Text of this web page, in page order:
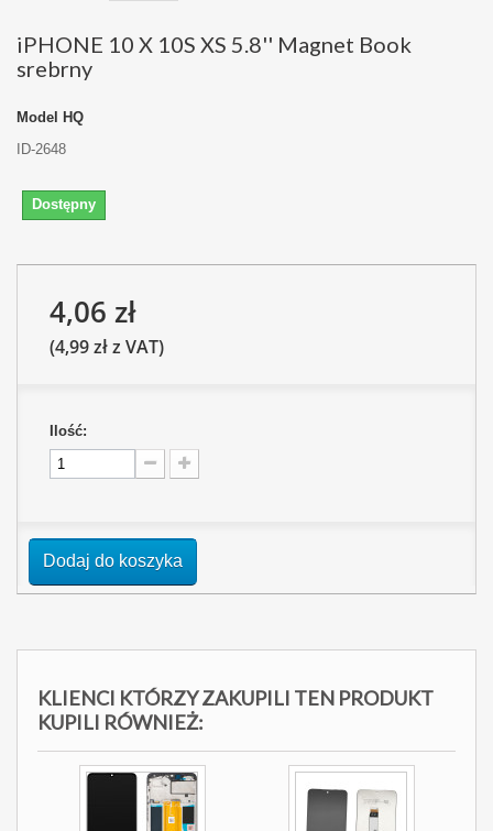
iPHONE 10 X 10S XS 5.8'' Magnet Book
srebrny
Model HQ
ID-2648
Dostępny
4,06 zł
(4,99 zł z VAT)
Ilość:
Dodaj do koszyka
KLIENCI KTÓRZY ZAKUPILI TEN PRODUKT
KUPILI RÓWNIEŻ: